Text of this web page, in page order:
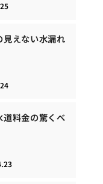
えない水漏れ
料金の驚くべ